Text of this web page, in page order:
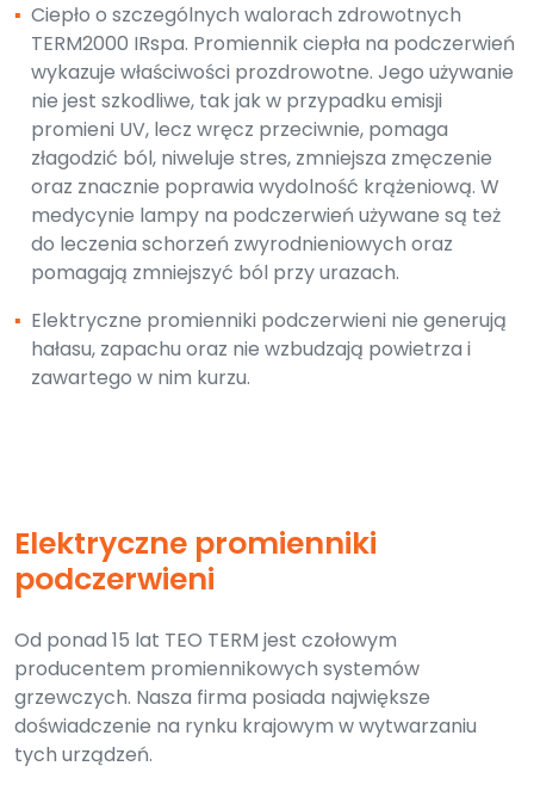
▪ Ciepło o szczególnych walorach zdrowotnych
TERM2000 IRspa. Promiennik ciepła na podczerwień
wykazuje właściwości prozdrowotne. Jego używanie
nie jest szkodliwe, tak jak w przypadku emisji
promieni UV, lecz wręcz przeciwnie, pomaga
złagodzić ból, niweluje stres, zmniejsza zmęczenie
oraz znacznie poprawia wydolność krążeniową. W
medycynie lampy na podczerwień używane są też
do leczenia schorzeń zwyrodnieniowych oraz
pomagają zmniejszyć ból przy urazach.
▪ Elektryczne promienniki podczerwieni nie generują
hałasu, zapachu oraz nie wzbudzają powietrza i
zawartego w nim kurzu.
Elektryczne promienniki
podczerwieni
Od ponad 15 lat TEO TERM jest czołowym
producentem promiennikowych systemów
grzewczych. Nasza firma posiada największe
doświadczenie na rynku krajowym w wytwarzaniu
tych urządzeń.